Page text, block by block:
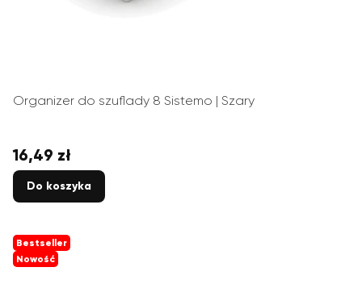
Organizer do szuflady 8 Sistemo | Szary
Cena
16,49 zł
Do koszyka
Bestseller
Nowość